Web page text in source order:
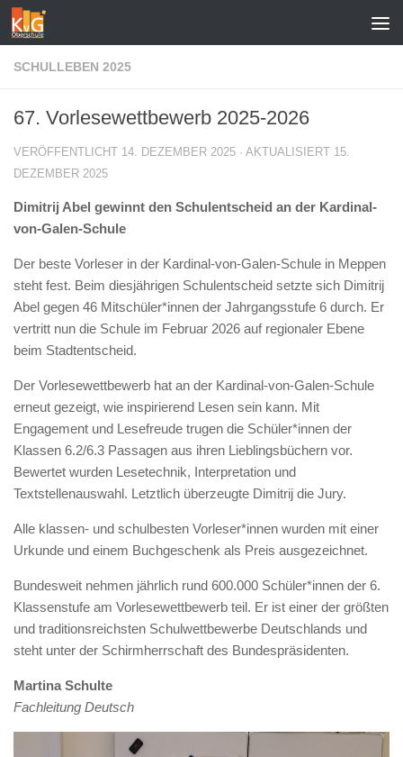
Zum Inhalt springen
SCHULLEBEN 2025
67. Vorlesewettbewerb 2025-2026
VERÖFFENTLICHT 14. DEZEMBER 2025 · AKTUALISIERT 15.
DEZEMBER 2025
Dimitrij Abel gewinnt den Schulentscheid an der Kardinal-
von-Galen-Schule
Der beste Vorleser in der Kardinal-von-Galen-Schule in Meppen
steht fest. Beim diesjährigen Schulentscheid setzte sich Dimitrij
Abel gegen 46 Mitschüler*innen der Jahrgangsstufe 6 durch. Er
vertritt nun die Schule im Februar 2026 auf regionaler Ebene
beim Stadtentscheid.
Der Vorlesewettbewerb hat an der Kardinal-von-Galen-Schule
erneut gezeigt, wie inspirierend Lesen sein kann. Mit
Engagement und Lesefreude trugen die Schüler*innen der
Klassen 6.2/6.3 Passagen aus ihren Lieblingsbüchern vor.
Bewertet wurden Lesetechnik, Interpretation und
Textstellenauswahl. Letztlich überzeugte Dimitrij die Jury.
Alle klassen- und schulbesten Vorleser*innen wurden mit einer
Urkunde und einem Buchgeschenk als Preis ausgezeichnet.
Bundesweit nehmen jährlich rund 600.000 Schüler*innen der 6.
Klassenstufe am Vorlesewettbewerb teil. Er ist einer der größten
und traditionsreichsten Schulwettbewerbe Deutschlands und
steht unter der Schirmherrschaft des Bundespräsidenten.
Martina Schulte
Fachleitung Deutsch